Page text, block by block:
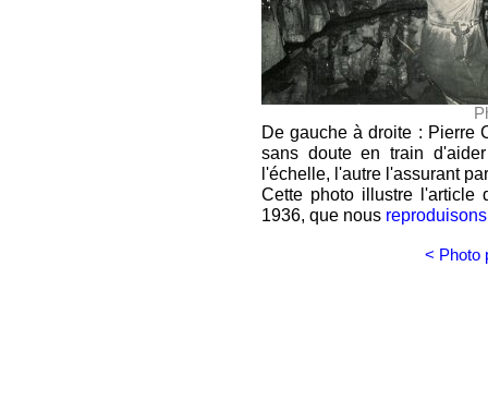
De gauche à droite : Pierre
sans doute en train
l'échelle, l'autre l'assurant
Cette photo illustre l'article
1936, que nous
< Photo